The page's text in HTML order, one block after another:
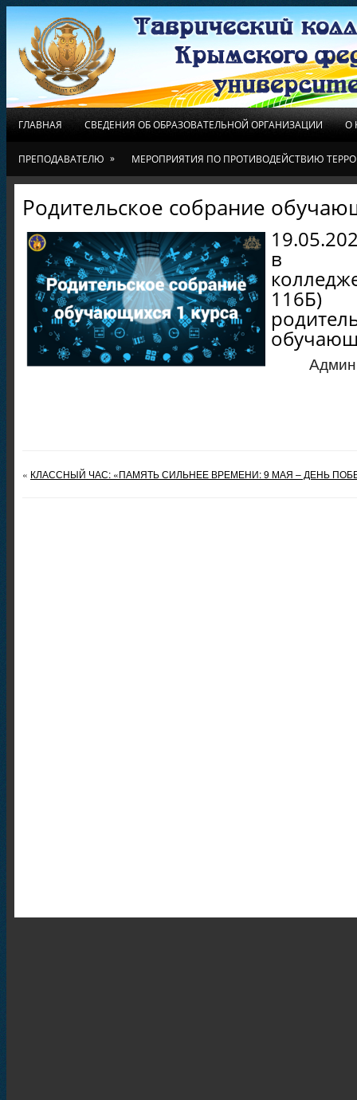
ГЛАВНАЯ СВЕДЕНИЯ ОБ ОБРАЗОВАТЕЛЬНОЙ ОРГАНИЗАЦИИ О
ПРЕПОДАВАТЕЛЮ » МЕРОПРИЯТИЯ ПО ПРОТИВОДЕЙСТВИЮ
Родительское собрание
в
116Б)
« КЛАССНЫЙ ЧАС: «ПАМЯТЬ СИЛЬНЕЕ ВРЕМЕНИ: 9 МАЯ – ДЕНЬ